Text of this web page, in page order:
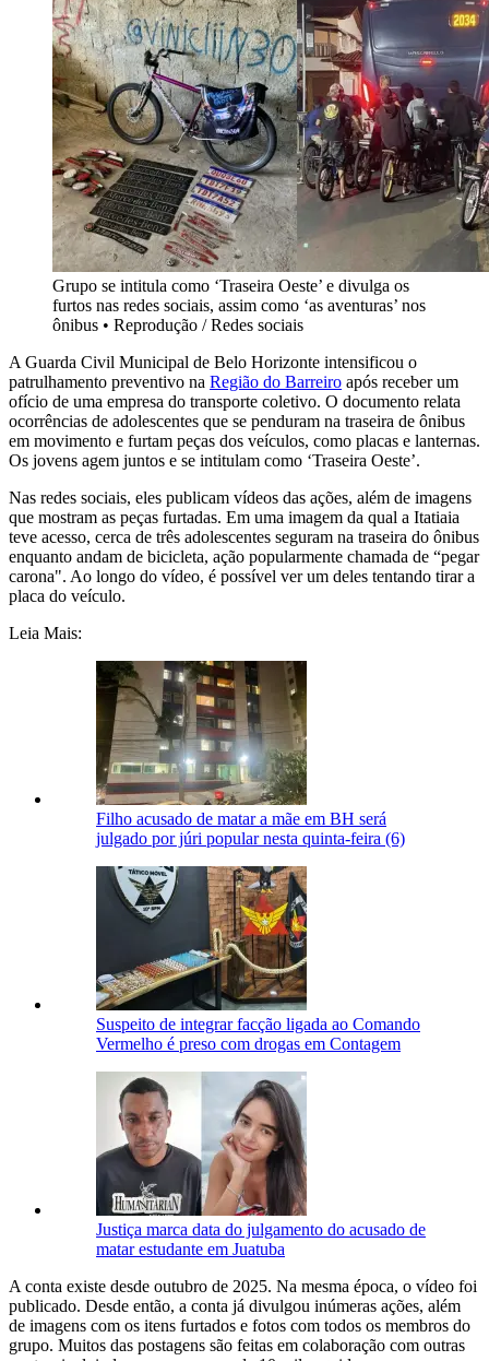
Grupo se intitula como ‘Traseira Oeste’ e divulga os
furtos nas redes sociais, assim como ‘as aventuras’ nos
ônibus • Reprodução / Redes sociais
A Guarda Civil Municipal de Belo Horizonte intensificou o
patrulhamento preventivo na Região do Barreiro após receber um
ofício de uma empresa do transporte coletivo. O documento relata
ocorrências de adolescentes que se penduram na traseira de ônibus
em movimento e furtam peças dos veículos, como placas e lanternas.
Os jovens agem juntos e se intitulam como ‘Traseira Oeste’.
Nas redes sociais, eles publicam vídeos das ações, além de imagens
que mostram as peças furtadas. Em uma imagem da qual a Itatiaia
teve acesso, cerca de três adolescentes seguram na traseira do ônibus
enquanto andam de bicicleta, ação popularmente chamada de “pegar
carona". Ao longo do vídeo, é possível ver um deles tentando tirar a
placa do veículo.
Leia Mais:
Filho acusado de matar a mãe em BH será
julgado por júri popular nesta quinta-feira (6)
Suspeito de integrar facção ligada ao Comando
Vermelho é preso com drogas em Contagem
Justiça marca data do julgamento do acusado de
matar estudante em Juatuba
A conta existe desde outubro de 2025. Na mesma época, o vídeo foi
publicado. Desde então, a conta já divulgou inúmeras ações, além
de imagens com os itens furtados e fotos com todos os membros do
grupo. Muitos das postagens são feitas em colaboração com outras